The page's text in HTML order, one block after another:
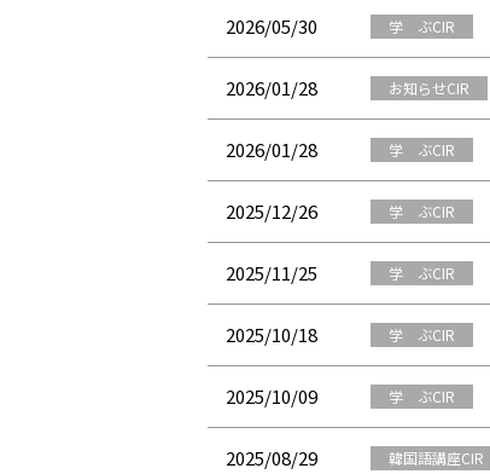
2026/05/30 学 ぶCIR
2026/01/28 お知らせCIR
2026/01/28 学 ぶCIR
2025/12/26 学 ぶCIR
2025/11/25 学 ぶCIR
2025/10/18 学 ぶCIR
2025/10/09 学 ぶCIR
2025/08/29 韓国語講座CIR